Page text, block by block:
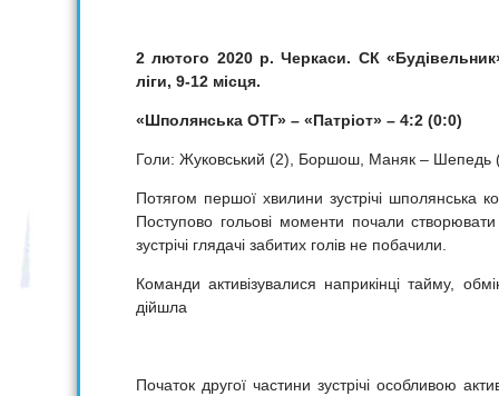
2 лютого 2020 р. Черкаси. СК
ліги, 9-12 місця.
«Шполянська ОТГ» – «Патріот» – 4:2 (0:0)
Голи: Жуковський (2), Боршош, Маняк – Шепедь
Потягом першої хвилини зустрічі шполянська
Поступово гольові моменти почали
зустрічі глядачі забитих голів не побачили.
Команди активізувалися наприкінці тайму,
дійшла
Початок другої частини зустрічі особливою